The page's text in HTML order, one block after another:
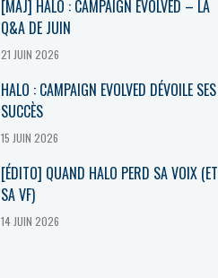
[MÀJ] HALO : CAMPAIGN EVOLVED – LA
Q&A DE JUIN
21 JUIN 2026
HALO : CAMPAIGN EVOLVED DÉVOILE SES
SUCCÈS
15 JUIN 2026
[ÉDITO] QUAND HALO PERD SA VOIX (ET
SA VF)
14 JUIN 2026